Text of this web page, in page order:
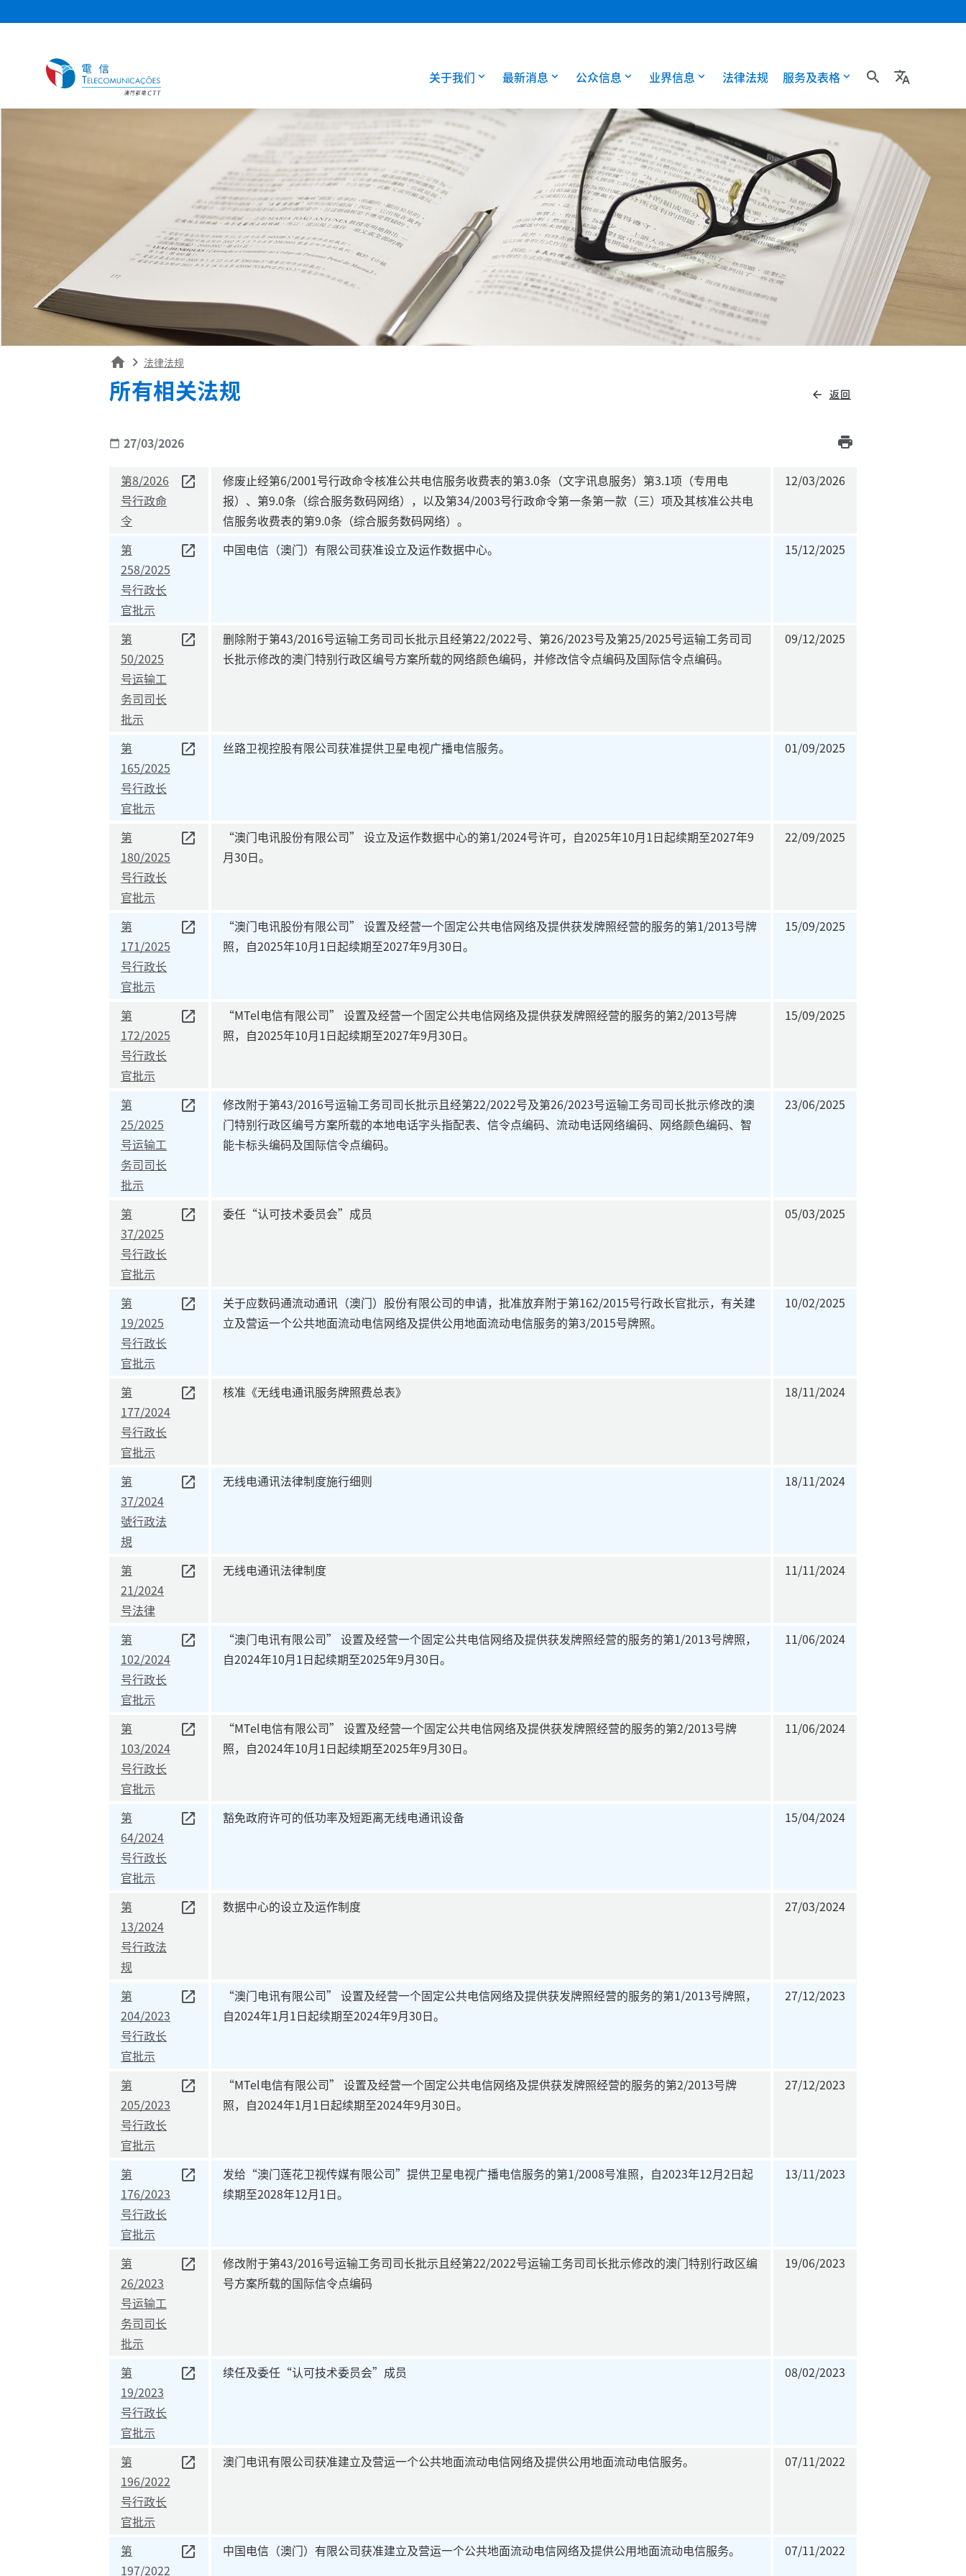
search translate
关于我们 最新消息 公众信息 业界信息 法律法规 服务及表格
home 法律法规
所有相关法规 arrow_back 返回
calendar_today 27/03/2026 print
第8/2026
号行政命
令
修废止经第6/2001号行政命令核准公共电信服务收费表的第3.0条（文字讯息服务）第3.1项（专用电
报）、第9.0条（综合服务数码网络），以及第34/2003号行政命令第一条第一款（三）项及其核准公共电
信服务收费表的第9.0条（综合服务数码网络）。
12/03/2026
第
258/2025
号行政长
官批示
中国电信（澳门）有限公司获准设立及运作数据中心。 15/12/2025
第
50/2025
号运输工
务司司长
批示
删除附于第43/2016号运输工务司司长批示且经第22/2022号、第26/2023号及第25/2025号运输工务司司
长批示修改的澳门特别行政区编号方案所载的网络颜色编码，并修改信令点编码及国际信令点编码。
09/12/2025
第
165/2025
号行政长
官批示
丝路卫视控股有限公司获准提供卫星电视广播电信服务。 01/09/2025
第
180/2025
号行政长
官批示
“澳门电讯股份有限公司” 设立及运作数据中心的第1/2024号许可，自2025年10月1日起续期至2027年9
月30日。
22/09/2025
第
171/2025
号行政长
官批示
“澳门电讯股份有限公司” 设置及经营一个固定公共电信网络及提供获发牌照经营的服务的第1/2013号牌
照，自2025年10月1日起续期至2027年9月30日。
15/09/2025
第
172/2025
号行政长
官批示
“MTel电信有限公司” 设置及经营一个固定公共电信网络及提供获发牌照经营的服务的第2/2013号牌
照，自2025年10月1日起续期至2027年9月30日。
15/09/2025
第
25/2025
号运输工
务司司长
批示
修改附于第43/2016号运输工务司司长批示且经第22/2022号及第26/2023号运输工务司司长批示修改的澳
门特别行政区编号方案所载的本地电话字头指配表、信令点编码、流动电话网络编码、网络颜色编码、智
能卡标头编码及国际信令点编码。
23/06/2025
第
37/2025
号行政长
官批示
委任“认可技术委员会”成员 05/03/2025
第
19/2025
号行政长
官批示
关于应数码通流动通讯（澳门）股份有限公司的申请，批准放弃附于第162/2015号行政长官批示，有关建
立及营运一个公共地面流动电信网络及提供公用地面流动电信服务的第3/2015号牌照。
10/02/2025
第
177/2024
号行政长
官批示
核准《无线电通讯服务牌照费总表》 18/11/2024
第
37/2024
號行政法
規
无线电通讯法律制度施行细则 18/11/2024
第
21/2024
号法律
无线电通讯法律制度 11/11/2024
第
102/2024
号行政长
官批示
“澳门电讯有限公司” 设置及经营一个固定公共电信网络及提供获发牌照经营的服务的第1/2013号牌照，
自2024年10月1日起续期至2025年9月30日。
11/06/2024
第
103/2024
号行政长
官批示
“MTel电信有限公司” 设置及经营一个固定公共电信网络及提供获发牌照经营的服务的第2/2013号牌
照，自2024年10月1日起续期至2025年9月30日。
11/06/2024
第
64/2024
号行政长
官批示
豁免政府许可的低功率及短距离无线电通讯设备 15/04/2024
第
13/2024
号行政法
规
数据中心的设立及运作制度 27/03/2024
第
204/2023
号行政长
官批示
“澳门电讯有限公司” 设置及经营一个固定公共电信网络及提供获发牌照经营的服务的第1/2013号牌照，
自2024年1月1日起续期至2024年9月30日。
27/12/2023
第
205/2023
号行政长
官批示
“MTel电信有限公司” 设置及经营一个固定公共电信网络及提供获发牌照经营的服务的第2/2013号牌
照，自2024年1月1日起续期至2024年9月30日。
27/12/2023
第
176/2023
号行政长
官批示
发给“澳门莲花卫视传媒有限公司”提供卫星电视广播电信服务的第1/2008号准照，自2023年12月2日起
续期至2028年12月1日。
13/11/2023
第
26/2023
号运输工
务司司长
批示
修改附于第43/2016号运输工务司司长批示且经第22/2022号运输工务司司长批示修改的澳门特别行政区编
号方案所载的国际信令点编码
19/06/2023
第
19/2023
号行政长
官批示
续任及委任“认可技术委员会”成员 08/02/2023
第
196/2022
号行政长
官批示
澳门电讯有限公司获准建立及营运一个公共地面流动电信网络及提供公用地面流动电信服务。 07/11/2022
第
197/2022
中国电信（澳门）有限公司获准建立及营运一个公共地面流动电信网络及提供公用地面流动电信服务。 07/11/2022